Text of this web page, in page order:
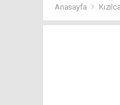
Anasayfa